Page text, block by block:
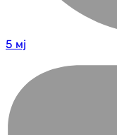
5 мј